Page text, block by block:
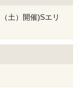
土）開催)Sエリ